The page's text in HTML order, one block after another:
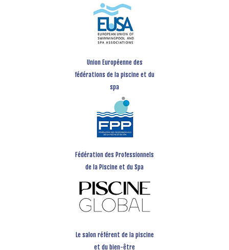
Union Européenne des
fédérations de la piscine et du
spa
Fédération des Professionnels
de la Piscine et du Spa
Le salon référent de la piscine
et du bien-être